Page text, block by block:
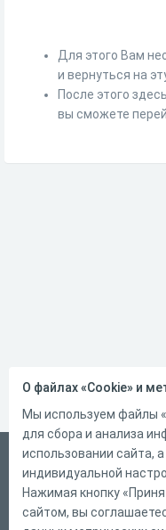
Для этого Вам
и вернуться на
После этого
вы сможете
Русский
Справка
Форма обратной
О файлах «Cookie» и
Мы используем файлы
для сбора и анализа
использовании сайта,
индивидуальной
Нажимая кнопку
сайтом, вы